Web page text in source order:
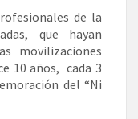
de la
que hayan
movilizaciones
10 años, cada 3
del “Ni